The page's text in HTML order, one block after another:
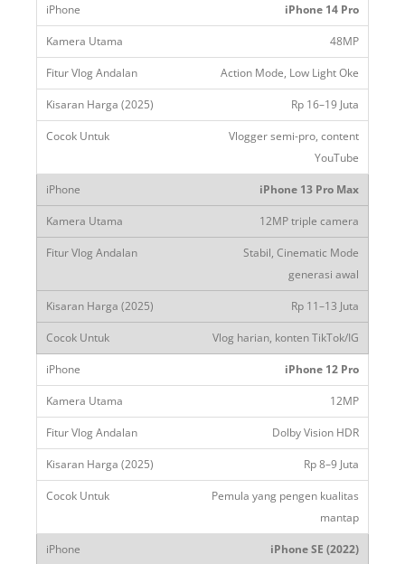
iPhone 14 Pro
48MP
Action Mode, Low Light Oke
Rp 16–19 Juta
Vlogger semi-pro, content
YouTube
iPhone 13 Pro Max
12MP triple camera
Stabil, Cinematic Mode
generasi awal
Rp 11–13 Juta
Vlog harian, konten TikTok/IG
iPhone 12 Pro
12MP
Dolby Vision HDR
Rp 8–9 Juta
Pemula yang pengen kualitas
mantap
iPhone SE (2022)